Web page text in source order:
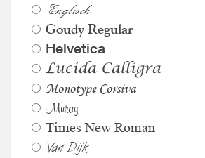
Englisch
Goudy Regular
Helvetica
Lucida Calligra
Monotype Corsiva
Muray
Times New Roman
Van Dijk